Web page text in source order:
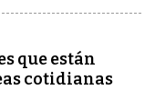
que están
cotidianas